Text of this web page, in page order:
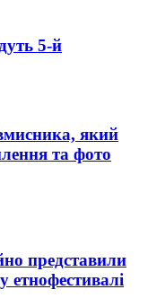
5-й
який
та фото
представили
етнофестивалі